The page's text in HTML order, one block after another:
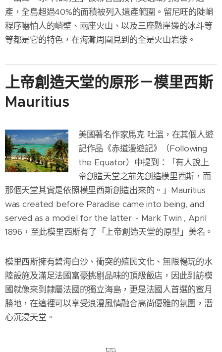
產，全島超過40%的面積被列入遺產範圍。留尼旺的陡峭
程序嚇怕人的峭壁、兩座火山、以及三座懸崖邊的冰斗等
等都是它的特色，在海灘周圍見到的全是火山岩漿。
上帝創造天堂的原形－模里西斯
Mauritius
美國著名作家馬克 吐溫，在其個人遊
記作品《赤道漫遊記》（Following
the Equator）中提到：「有人說上
帝創造天堂之前先創造模里西斯，而
那個天堂其實是依照模里西斯創造出來的。」Mauritius
was created before Paradise came into being, and
served as a model for the latter. - Mark Twin , April
1896，至此模里西斯有了「上帝創造天堂的原型」美名。
模里西斯擁有碧海白沙、衝突的殖民文化、無限暢玩的水
陸設施及滿足法國富豪挑剔品味的頂級飯店，因此到訪模
國就像來到隸屬法國的獨立海島，更是法國人首選的蜜月
勝地，在這裡可以享受浪漫風情融合高尚優雅的氛圍，潛
心沉浸天堂。